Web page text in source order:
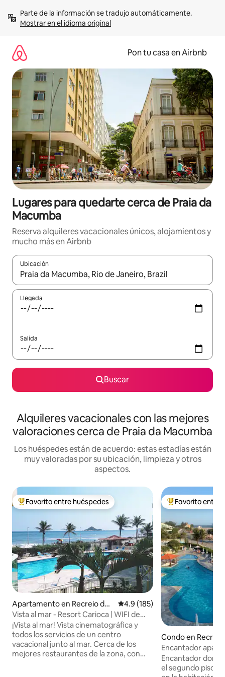
contenidoMostrar en el idioma original
Pon tu casa en Airbnb
Lugares para quedarte cerca de Praia da
Macumba
Reserva alquileres vacacionales únicos, alojamientos y
mucho más en Airbnb
Ubicación
Cuando los resultados estén disponibles, navega con las
Llegada
Salida
Buscar
Alquileres vacacionales con las mejores
valoraciones cerca de Praia da Macumba
Los huéspedes están de acuerdo: estas estadías están
muy valoradas por su ubicación, limpieza y otros
aspectos.
Favorito entre huéspedes preferido
Favorito entre huéspedes
Apartamento en Recreio dos
Bandeirantes
Calificación promedio: 4.9 de
4.9 (185)
Vista al mar - Resort Carioca | WIFI de
600 Mb
¡Vista al mar! Vista cinematográfica y
todos los servicios de un centro
vacacional junto al mar. Cerca de los
mejores restaurantes de la zona, con
Favorito entre
Favorito entre
Condo en Recreio
eirantes
Encantador
Pontal: familia,
Encantador
el segundo piso,